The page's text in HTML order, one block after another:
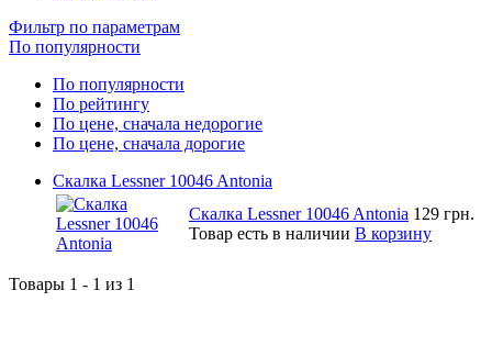
Фильтр по параметрам
По популярности
По популярности
По рейтингу
По цене, сначала недорогие
По цене, сначала дорогие
Скалка Lessner 10046 Antonia
Скалка Lessner 10046 Antonia 129 грн.
Товар есть в наличии В корзину
Товары 1 - 1 из 1